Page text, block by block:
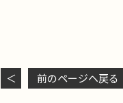
＜ 前のページヘ戻る